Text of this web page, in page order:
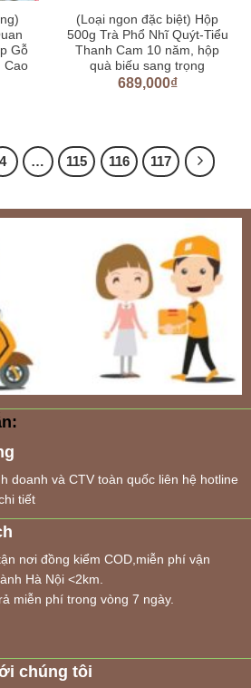
Gỗ
Cao
(Loại ngon đặc biệt) Hộp
500g Trà Phổ Nhĩ Quýt-Tiểu
Thanh Cam 10 năm, hộp
quà biếu sang trọng
689,000₫
4 … 115 116 117
doanh và CTV toàn quốc liên hệ hotline
tiết
nơi đồng kiểm COD,miễn phí vận
Hà Nội <2km.
miễn phí trong vòng 7 ngày.
chúng tôi